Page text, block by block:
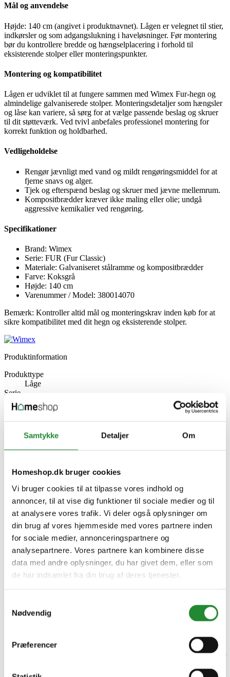
Samtykke Detaljer Om
Homeshop.dk bruger cookies
Vi bruger cookies til at tilpasse vores indhold og
annoncer, til at vise dig funktioner til sociale medier og til
at analysere vores trafik. Vi deler også oplysninger om
din brug af vores hjemmeside med vores partnere inden
for sociale medier, annonceringspartnere og
analysepartnere. Vores partnere kan kombinere disse
data med andre oplysninger, du har givet dem, eller som
de har indsamlet fra din brug af deres tjenester.
Nødvendig
Præferencer
Mål og anvendelse
Højde: 140 cm (angivet i produktnavnet). Lågen er velegnet til stier,
indkørsler og som adgangslukning i haveløsninger. Før montering
bør du kontrollere bredde og hængselplacering i forhold til
eksisterende stolper eller monteringspunkter.
Montering og kompatibilitet
Lågen er udviklet til at fungere sammen med Wimex Fur-hegn og
almindelige galvaniserede stolper. Monteringsdetaljer som hængsler
og låse kan variere, så sørg for at vælge passende beslag og skruer
til dit støtteværk. Ved tvivl anbefales professionel montering for
korrekt funktion og holdbarhed.
Vedligeholdelse
Rengør jævnligt med vand og mildt rengøringsmiddel for at
fjerne snavs og alger.
Tjek og efterspænd beslag og skruer med jævne mellemrum.
Kompositbrædder kræver ikke maling eller olie; undgå
aggressive kemikalier ved rengøring.
Specifikationer
Brand: Wimex
Serie: FUR (Fur Classic)
Materiale: Galvaniseret stålramme og kompositbrædder
Farve: Koksgrå
Højde: 140 cm
Varenummer / Model: 380014070
Bemærk: Kontroller altid mål og monteringskrav inden køb for at
sikre kompatibilitet med dit hegn og eksisterende stolper.
Produktinformation
Produkttype
Låge
Serie
Materiale
Komposit
101.30 x 139 cm
Type
Wimex A/S
Strandvejen 16, 7800 Skive
Danmark
www.wimex.dk
Specifikke referencer
Lev. varenr.
380014070
Skriv produktanmeldelse
Ingen kundeanmeldelser for øjeblikket